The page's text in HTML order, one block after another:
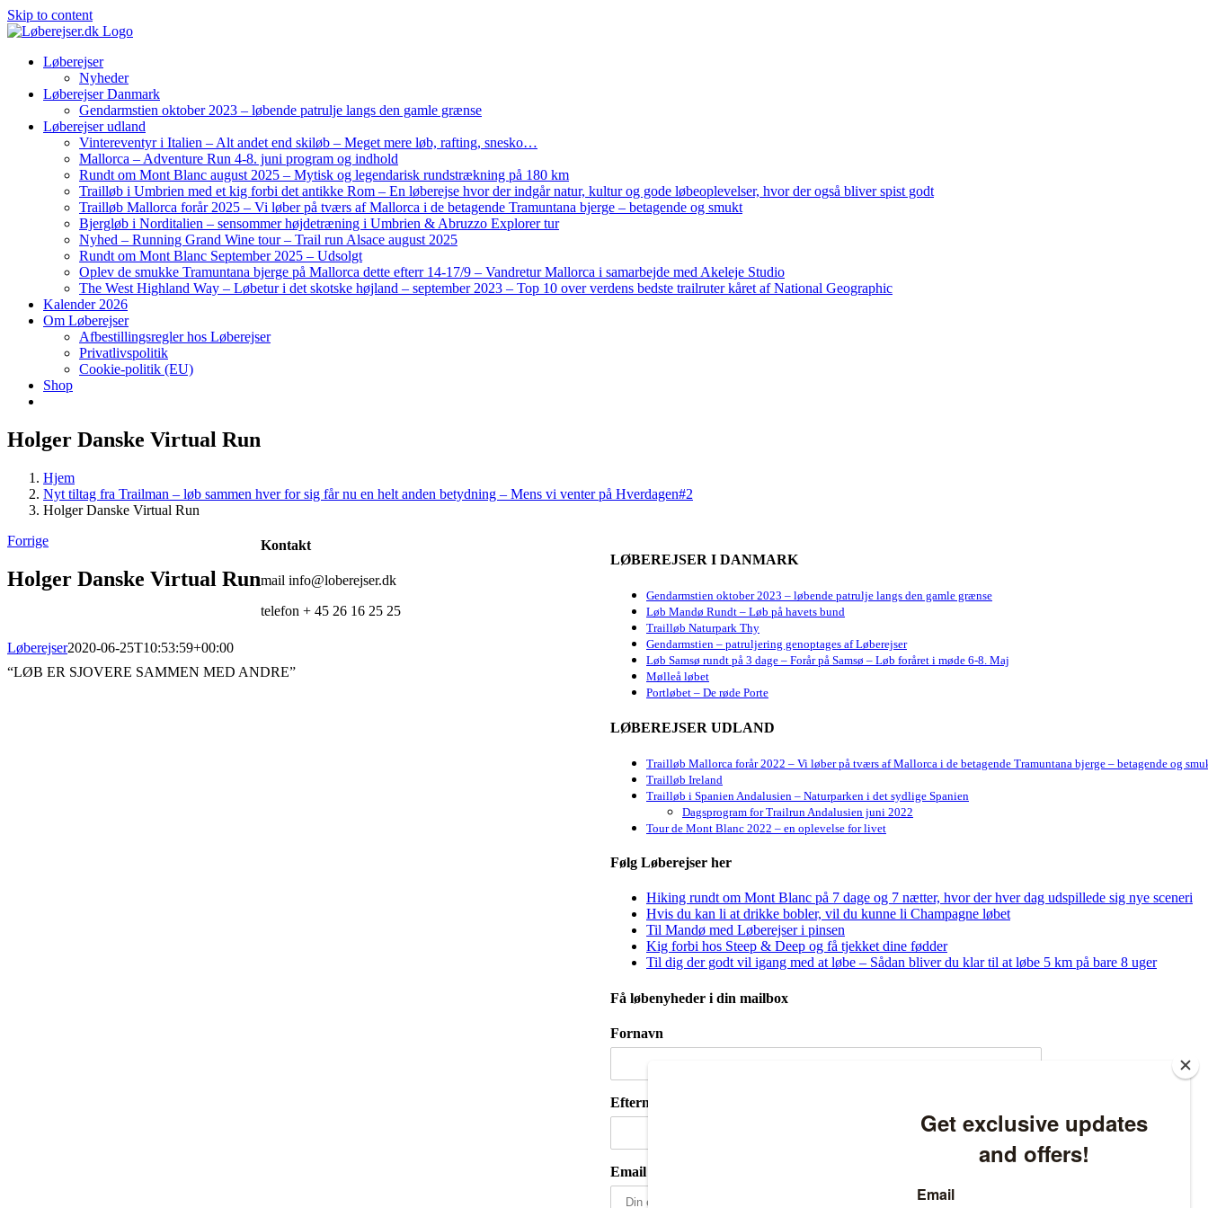
Skip to content
Løberejser
Nyheder
Løberejser Danmark
Gendarmstien oktober 2023 – løbende patrulje langs den gamle grænse
Løberejser udland
Vintereventyr i Italien – Alt andet end skiløb – Meget mere løb, rafting, snesko…
Mallorca – Adventure Run 4-8. juni program og indhold
Rundt om Mont Blanc august 2025 – Mytisk og legendarisk rundstrækning på 180 km
Trailløb i Umbrien med et kig forbi det antikke Rom – En løberejse hvor der indgår natur, kultur og gode løbeoplevelser, hvor der også bliver spist godt
Trailløb Mallorca forår 2025 – Vi løber på tværs af Mallorca i de betagende Tramuntana bjerge – betagende og smukt
Bjergløb i Norditalien – sensommer højdetræning i Umbrien & Abruzzo Explorer tur
Nyhed – Running Grand Wine tour – Trail run Alsace august 2025
Rundt om Mont Blanc September 2025 – Udsolgt
Oplev de smukke Tramuntana bjerge på Mallorca dette efterr 14-17/9 – Vandretur Mallorca i samarbejde med Akeleje Studio
The West Highland Way – Løbetur i det skotske højland – september 2023 – Top 10 over verdens bedste trailruter kåret af National Geographic
Kalender 2026
Om Løberejser
Afbestillingsregler hos Løberejser
Privatlivspolitik
Cookie-politik (EU)
Shop
Holger Danske Virtual Run
Hjem
Nyt tiltag fra Trailman – løb sammen hver for sig får nu en helt anden betydning – Mens vi venter på Hverdagen#2
Holger Danske Virtual Run
Forrige
Holger Danske Virtual Run
Løberejser2020-06-25T10:53:59+00:00
LØBEREJSER I DANMARK
Gendarmstien oktober 2023 – løbende patrulje langs den gamle grænse
Løb Mandø Rundt – Løb på havets bund
Trailløb Naturpark Thy
Gendarmstien – patruljering genoptages af Løberejser
Løb Samsø rundt på 3 dage – Forår på Samsø – Løb foråret i møde 6-8. Maj
Mølleå løbet
Portløbet – De røde Porte
LØBEREJSER UDLAND
Trailløb Mallorca forår 2022 – Vi løber på tværs af Mallorca i de betagende Tramuntana bjerge – betagende og
Trailløb Ireland
Trailløb i Spanien Andalusien – Naturparken i det sydlige Spanien
Dagsprogram for Trailrun Andalusien juni 2022
Tour de Mont Blanc 2022 – en oplevelse for livet
Følg Løberejser her
Hiking rundt om Mont Blanc på 7 dage og 7 nætter, hvor der hver dag udspillede sig nye sceneri
Hvis du kan li at drikke bobler, vil du kunne li Champagne løbet
Til Mandø med Løberejser i pinsen
Kig forbi hos Steep & Deep og få tjekket dine fødder
Til dig der godt vil igang med at løbe – Sådan bliver du klar til at løbe 5 km på bare 8 uger
Få løbenyheder i din mailbox
Fornavn
Efternavn
Email adresse:
Kontakt
mail info@loberejser.dk
telefon + 45 26 16 25 25
“LØB ER SJOVERE SAMMEN MED ANDRE”